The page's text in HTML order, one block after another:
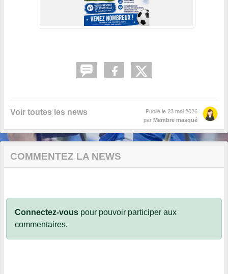
Voir toutes les news Publié le 23 mai 2026
par Membre masqué
COMMENTEZ LA NEWS
Connectez-vous pour pouvoir participer aux
commentaires.